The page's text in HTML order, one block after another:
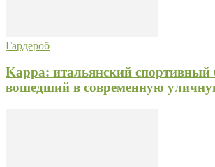
Гардероб
Kappa: итальянский спортивный
вошедший в современную